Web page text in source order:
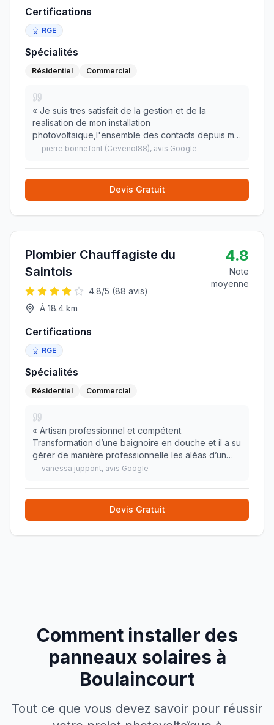
Certifications
RGE
Spécialités
Résidentiel Commercial
« Je suis tres satisfait de la gestion et de la
realisation de mon installation
photovoltaique,l'ensemble des contacts depuis ma
demande jusqu'a la realisation et le suivi des
— pierre bonnefont (Cevenol88), avis Google
Devis Gratuit
Plombier Chauffagiste du
Saintois
4.8/5 (88 avis)
À 18.4 km
4.8
Note
moyenne
Certifications
RGE
Spécialités
Résidentiel Commercial
« Artisan professionnel et compétent.
Transformation d’une baignoire en douche et il a su
gérer de manière professionnelle les aléas d’un
chantier en me rassurant et en étant présent. Je
sympa :)»
— vanessa juppont, avis Google
Devis Gratuit
Comment installer des
panneaux solaires à
Boulaincourt
Tout ce que vous devez savoir pour réussir